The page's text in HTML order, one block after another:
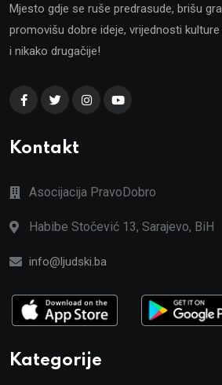
Mjesto gdje se ruše predrasude, brišu
promovišu dobre ideje, vrijednosti
i nikako drugačije!
Kontakt
Asocijacija PravoDobro
Habibe Stočević 13, Sarajevo, BiH
info@ljudski.ba
Kategorije